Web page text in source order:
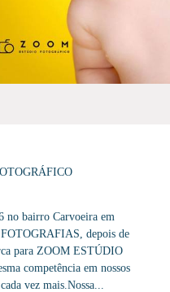
no bairro Carvoeira em
depois de
para ZOOM ESTÚDIO
competência em nossos
vez mais.Nossa...